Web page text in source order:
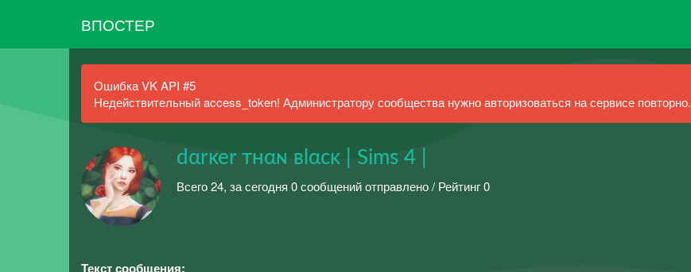
ВПОСТЕР
Ошибка VK API #5
Недействительный access_token! Администратору сообщества нужно авторизоваться на сервисе повторно.
dαrĸer тнαɴ вlαcĸ | Sims 4 |
Всего 24, за сегодня 0 сообщений отправлено / Рейтинг 0
Текст сообщения: